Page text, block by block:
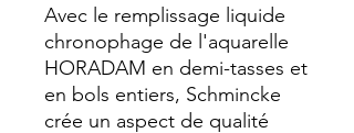
Avec le remplissage liquide
chronophage de l'aquarelle
HORADAM en demi-tasses et
en bols entiers, Schmincke
crée un aspect de qualité